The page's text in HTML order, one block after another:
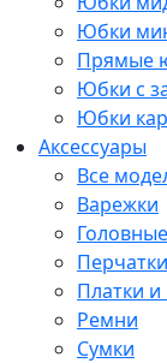
Юбки
Прямые
Юбки с
Юбки
Аксессуары
Все
Варежки
Перчатки
Платки
Ремни
Сумки